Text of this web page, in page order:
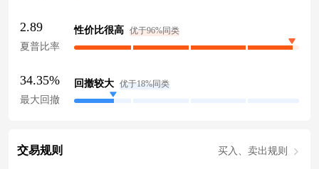
2.89
夏普比率
性价比很高 优于96%同类
34.35%
最大回撤
回撤较大 优于18%同类
交易规则 买入、卖出规则